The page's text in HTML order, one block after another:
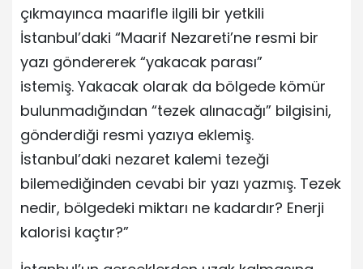
çıkmayınca maarifle ilgili bir yetkili
İstanbul’daki “Maarif Nezareti’ne resmi bir
yazı göndererek “yakacak parası”
istemiş. Yakacak olarak da bölgede kömür
bulunmadığından “tezek alınacağı” bilgisini,
gönderdiği resmi yazıya eklemiş.
İstanbul’daki nezaret kalemi tezeği
bilemediğinden cevabi bir yazı yazmış. Tezek
nedir, bölgedeki miktarı ne kadardır? Enerji
kalorisi kaçtır?”